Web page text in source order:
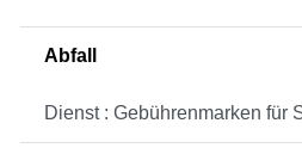
Abfall
Dienst : Gebührenmarken für